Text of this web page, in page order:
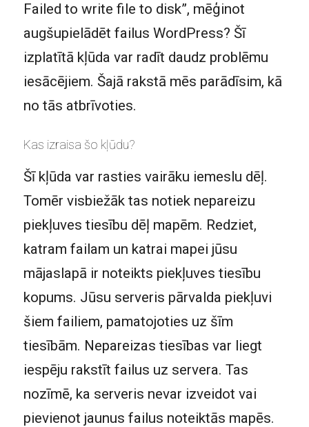
Failed to write file to disk”, mēģinot
augšupielādēt failus WordPress? Šī
izplatītā kļūda var radīt daudz problēmu
iesācējiem. Šajā rakstā mēs parādīsim, kā
no tās atbrīvoties.
Kas izraisa šo kļūdu?
Šī kļūda var rasties vairāku iemeslu dēļ.
Tomēr visbiežāk tas notiek nepareizu
piekļuves tiesību dēļ mapēm. Redziet,
katram failam un katrai mapei jūsu
mājaslapā ir noteikts piekļuves tiesību
kopums. Jūsu serveris pārvalda piekļuvi
šiem failiem, pamatojoties uz šīm
tiesībām. Nepareizas tiesības var liegt
iespēju rakstīt failus uz servera. Tas
nozīmē, ka serveris nevar izveidot vai
pievienot jaunus failus noteiktās mapēs.